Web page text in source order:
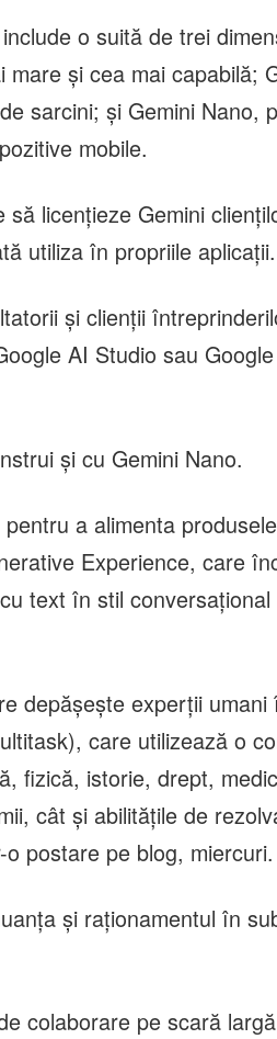
o suită de trei
şi cea mai capabilă;
sarcini; şi Gemini Nano,
mobile.
licenţieze Gemini
utiliza în propriile aplicaţii.
şi clienţii
AI Studio sau
şi cu Gemini Nano.
a alimenta
Experience, care
text în stil
depăşeşte experţii umani
care utilizează o
fizică, istorie, drept,
cât şi abilităţile de
postare pe blog, miercuri.
şi raţionamentul în
colaborare pe scară